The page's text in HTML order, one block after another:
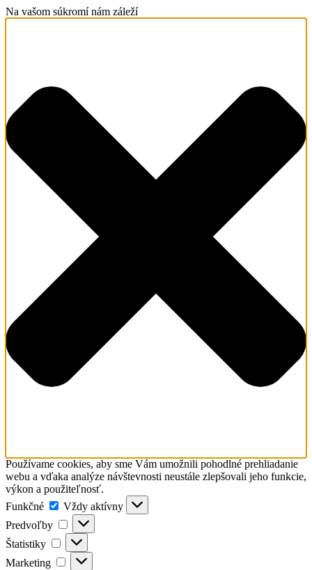
Na vašom súkromí nám záleží
Používame cookies, aby sme Vám umožnili pohodlné prehliadanie
webu a vďaka analýze návštevnosti neustále zlepšovali jeho funkcie,
výkon a použiteľnosť.
Funkčné
Funkčné
Vždy aktívny
Predvoľby
Predvoľby
Štatistiky Štatistiky
Marketing Marketing